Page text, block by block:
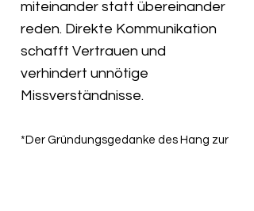
miteinander statt übereinander
reden. Direkte Kommunikation
schafft Vertrauen und
verhindert unnötige
Missverständnisse.
*Der Gründungsgedanke des Hang zur